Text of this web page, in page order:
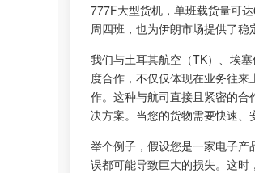
777F大型货机，单班载货量可
周四班，也为伊朗市场提供了稳
我们与土耳其航空（TK）、埃
度合作，不仅仅体现在业务往
作。这种与航司直接且紧密的
决方案。当您的货物需要快速、
举个例子，假设您是一家电子
误都可能导致巨大的损失。这